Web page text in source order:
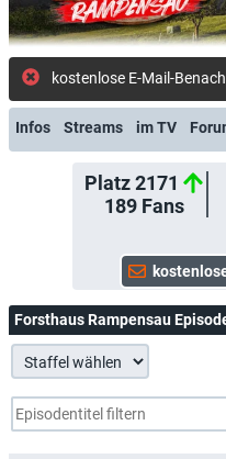
kostenlose E-Mail-
Infos Streams im TV
Platz 2171
189Fans
Forsthaus Rampensau